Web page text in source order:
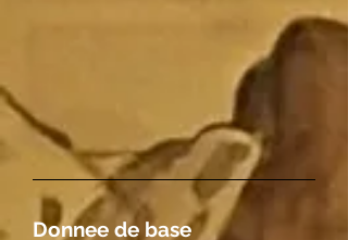
Donnee de base